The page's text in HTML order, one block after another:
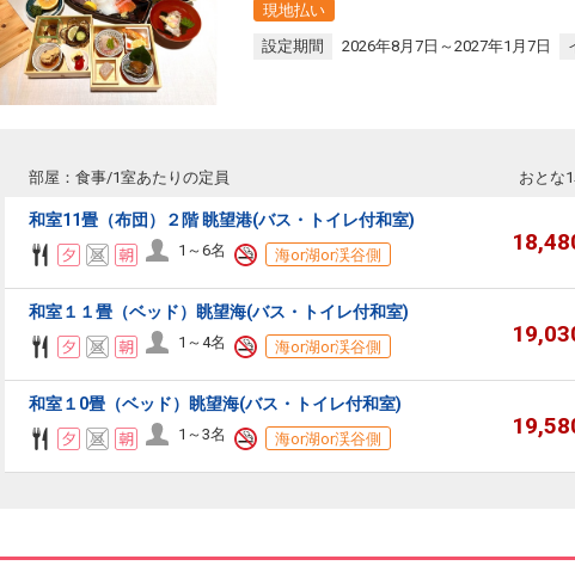
現地払い
設定期間
2026年8月7日～2027年1月7日
部屋：食事/1室あたりの定員 おとな
和室11畳（布団）２階 眺望港(バス・トイレ付和室)
1～6名 海or湖or渓谷側
和室１１畳（ベッド）眺望海(バス・トイレ付和室)
1～4名 海or湖or渓谷側
和室１0畳（ベッド）眺望海(バス・トイレ付和室)
1～3名 海or湖or渓谷側